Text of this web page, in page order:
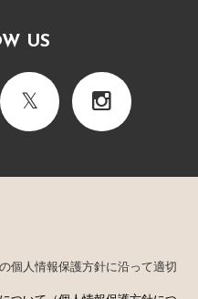
US
個人情報保護方針に沿って適切